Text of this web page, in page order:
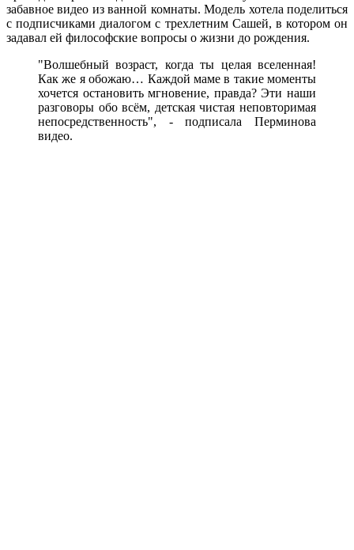
забавное видео из ванной комнаты. Модель хотела поделиться
с подписчиками диалогом с трехлетним Сашей, в котором он
задавал ей философские вопросы о жизни до рождения.
"Волшебный возраст, когда ты целая вселенная!
Как же я обожаю… Каждой маме в такие моменты
хочется остановить мгновение, правда? Эти наши
разговоры обо всём, детская чистая неповторимая
непосредственность", - подписала Перминова
видео.